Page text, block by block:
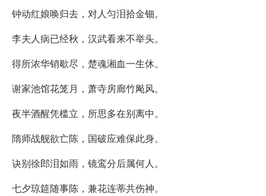
钟动红娘唤归去，对人匀泪拾金钿。
李夫人病已经秋，汉武看来不举头。
得所浓华销歇尽，楚魂湘血一生休。
谢家池馆花笼月，萧寺房廊竹飐风。
夜半酒醒凭槛立，所思多在别离中。
隋师战舰欲亡陈，国破应难保此身。
诀别徐郎泪如雨，镜鸾分后属何人。
七夕琼筵随事陈，兼花连蒂共伤神。